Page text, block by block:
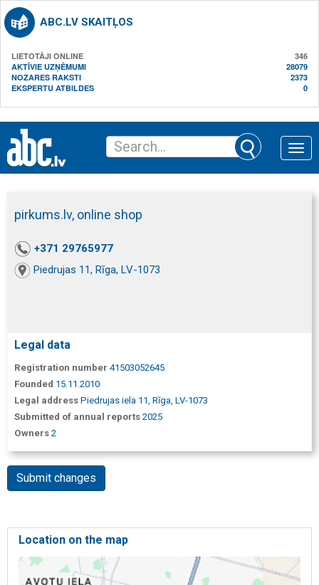
ABC.LV SKAITĻOS
LIETOTĀJI ONLINE
346
AKTĪVIE UZŅĒMUMI
28079
NOZARES RAKSTI
2373
EKSPERTU ATBILDES
0
Toggle
pirkums.lv, online shop
+371 29765977
Piedrujas 11, Rīga, LV-1073
Legal data
Registration number 41503052645
Founded 15.11.2010
Legal address Piedrujas iela 11, Rīga, LV-1073
Submitted of annual reports 2025
Owners 2
Submit changes
Location on the map